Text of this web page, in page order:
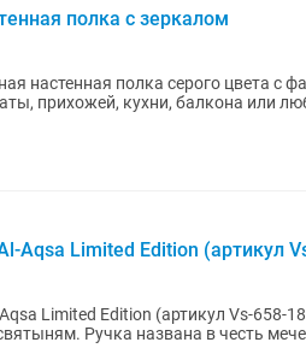
полка с зеркалом
настенная полка серого цвета с
прихожей, кухни, балкона или
Aqsa Limited Edition (артикул
Limited Edition (артикул Vs-658-
Ручка названа в честь мечети аль-Акса.